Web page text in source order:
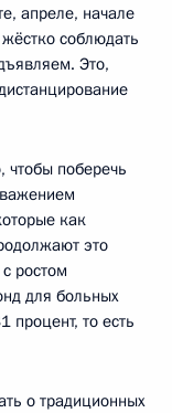
апреле, начале
соблюдать
Это,
чтобы поберечь
как
это
ростом
для больных
процент, то есть
о традиционных